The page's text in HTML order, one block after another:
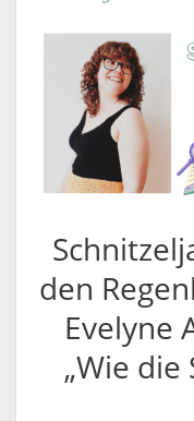
den
Evelyne
„Wie die